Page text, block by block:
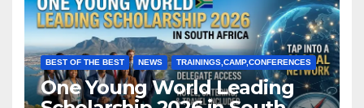
BEST OF THE BEST NEWS TRAININGS,CAMP,CONFERENCES
One Young World Leading